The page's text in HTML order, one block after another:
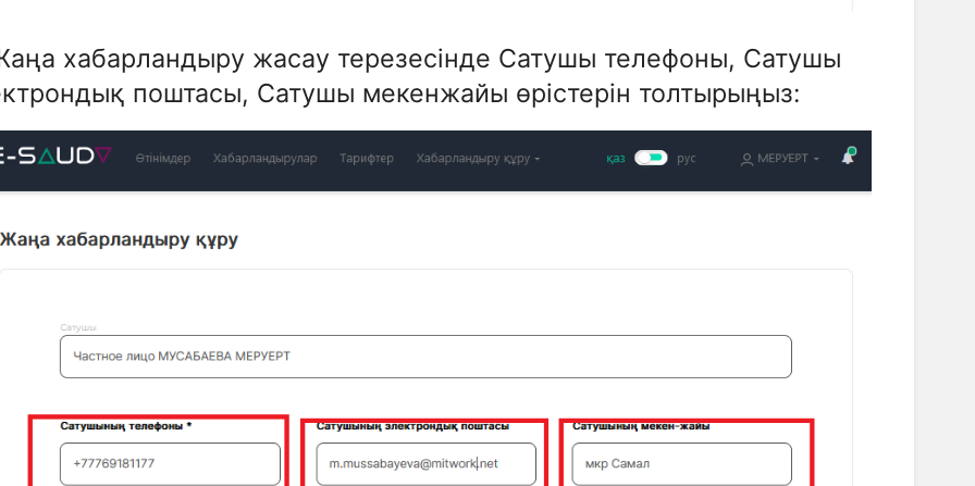
хабарландыру жасау терезесінде Сатушы телефоны, Сатушы
поштасы, Сатушы мекенжайы өрістерін толтырыңыз: